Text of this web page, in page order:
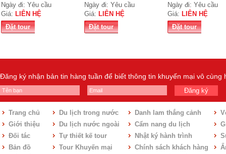
Ngày đi: Yêu cầu
Giá: LIÊN HỆ
Đặt tour
Ngày đi: Yêu cầu
Giá: LIÊN HỆ
Đặt tour
Ngày đi: Yêu cầu
Giá: LIÊN HỆ
Đặt tour
Đăng ký nhận bản tin hàng tuần để biết thông tin khuyến mại vô cùng
Đăng ký
Trang chủ
Giới thiệu
Đối tác
Bản đồ
Du lịch trong nước
Du lịch nước ngoài
Tự thiết kế tour
Tour Khuyến mại
Danh lam thắng cảnh
Cẩm nang du lịch
Nhật ký hành trình
Chính sách khách hàng